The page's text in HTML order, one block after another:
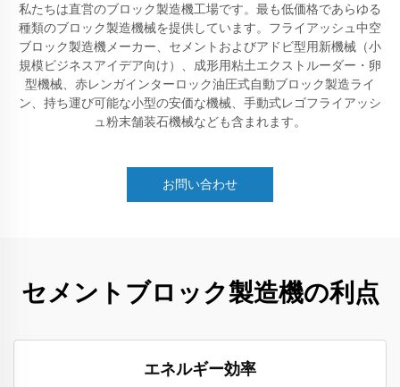
私たちは直営のブロック製造機工場です。最も低価格であらゆる
種類のブロック製造機械を提供しています。フライアッシュ中空
ブロック製造機メーカー、セメントおよびアドビ型用新機械（小
規模ビジネスアイデア向け）、成形用粘土エクストルーダー・卵
型機械、赤レンガインターロック油圧式自動ブロック製造ライ
ン、持ち運び可能な小型の安価な機械、手動式レゴフライアッシ
ュ粉末舗装石機械なども含まれます。
お問い合わせ
セメントブロック製造機の利点
エネルギー効率